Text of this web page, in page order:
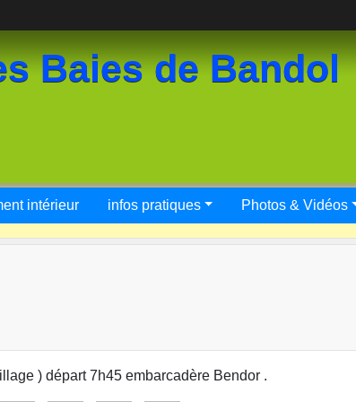
Baies de Bandol
intérieur infos pratiques Photos & Vidéos
) départ 7h45 embarcadère Bendor .